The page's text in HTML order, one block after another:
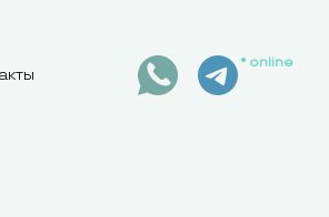
online